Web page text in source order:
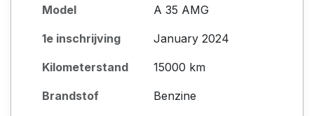
Model A 35 AMG
1e inschrijving January 2024
Kilometerstand 15000 km
Brandstof Benzine